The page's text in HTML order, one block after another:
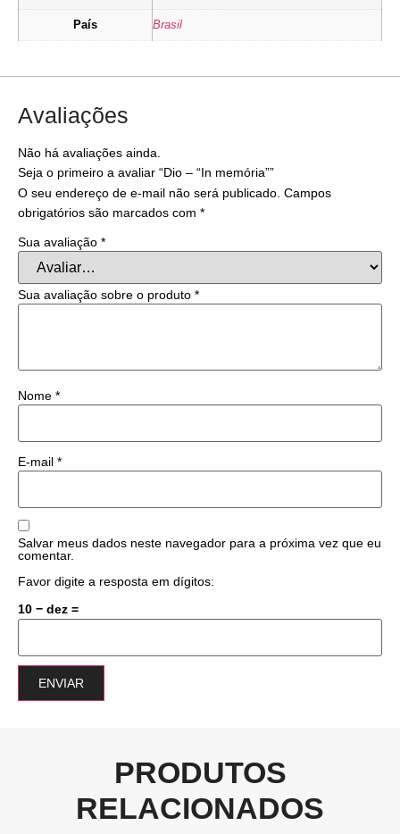
País Brasil
Avaliações
Não há avaliações ainda.
Seja o primeiro a avaliar “Dio – “In memória””
O seu endereço de e-mail não será publicado. Campos
obrigatórios são marcados com *
Sua avaliação *
Sua avaliação sobre o produto *
Nome *
E-mail *
Salvar meus dados neste navegador para a próxima vez que eu
comentar.
Favor digite a resposta em dígitos:
10 − dez =
PRODUTOS
RELACIONADOS